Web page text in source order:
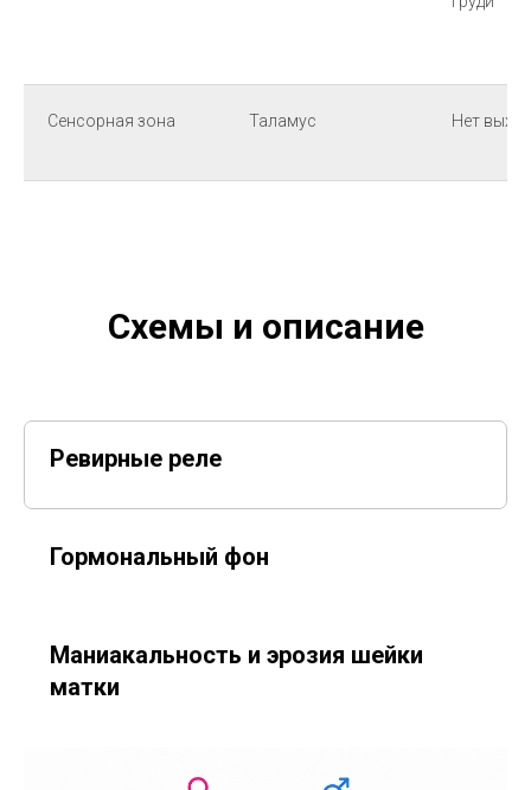
Сенсорная зона Таламус Нет
Схемы и описание
Ревирные реле
Гормональный фон
Маниакальность и эрозия шейки
матки